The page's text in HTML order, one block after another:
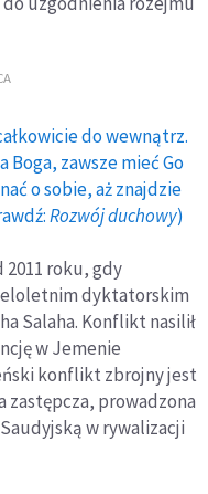
do wewnątrz.
Boga, zawsze mieć Go
o sobie, aż znajdzie
Rozwój duchowy)
2011 roku, gdy
dyktatorskim
Salaha. Konflikt nasilił
w Jemenie
konflikt zbrojny jest
zastępcza, prowadzona
w rywalizacji